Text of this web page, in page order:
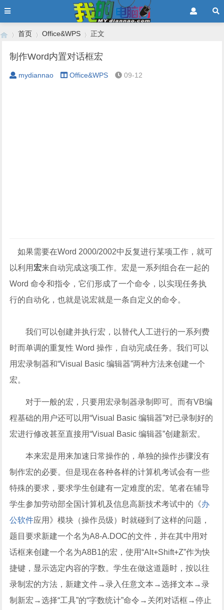
›
首页
›
Office&WPS
›
正文
制作Word内置对话框宏
mydiannao Office&WPS 09-12
如果需要在Word 2000/2002中反复进行某项工作，就可
以利用 宏来自动完成这项工作。宏是一系列组合在一起的
Word 命令和指令，它们形成了一个命令，以实现任务执
行的自动化，也就是说宏就是一条自定义的命令。
我们可以创建并执行宏，以替代人工进行的一系列费
时而单调的重复性 Word 操作，自动完成任务。我们可以
用宏录制器和“Visual Basic 编辑器”两种方法来创建一个
宏。
对于一般的宏，只要用宏录制器录制即可。而有VB编
程基础的用户还可以用“Visual Basic 编辑器”对已录制好的
宏进行修改甚至直接用“Visual Basic 编辑器”创建新宏。
本来宏是用来加速日常操作的，单独的操作步骤没有
制作宏的必要。但是现在各种各样的计算机考试会有一些
特殊的要求，要求学生创建有一定难度的宏。笔者在辅导
学生参加劳动部全国计算机及信息高新技术考试中的《办
公软件应用》模块（操作员级）时就碰到了这样的问题，
题目要求新建一个名为A8-A.DOC的文件，并在其中用对
话框来创建一个名为A8B1的宏，使用“Alt+Shift+Z”作为快
捷键，显示选定内容的字数。学生在做这道题时，按以往
录制宏的方法，新建文件→录入任意文本→选择文本→录
制新宏→选择“工具”的“字数统计”命令→关闭对话框→停止